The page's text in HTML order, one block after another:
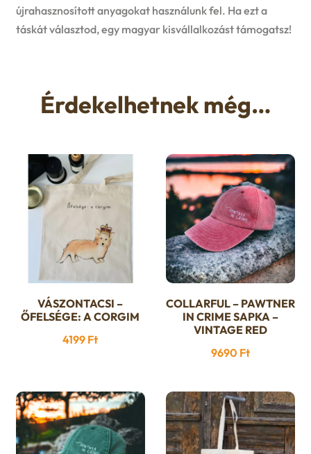
újrahasznosított anyagokat használunk fel. Ha ezt a
táskát választod, egy magyar kisvállalkozást támogatsz!
Érdekelhetnek még…
VÁSZONTACSI –
ŐFELSÉGE: A CORGIM
4199 Ft
COLLARFUL – PAWTNER
IN CRIME SAPKA –
VINTAGE RED
9690 Ft